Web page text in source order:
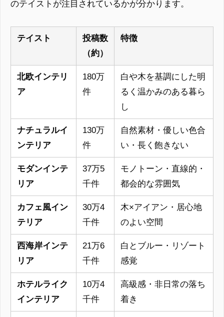
のテイストが注目されているかが分かります。
テイスト
投稿数
（約）
特徴
北欧インテリ
ア
180万
件
白や木を基調にした明
るく温かみのある暮ら
し
ナチュラルイ
ンテリア
130万
件
自然素材・優しい色合
い・長く飽きない
モダンインテ
リア
37万5
千件
モノトーン・直線的・
都会的な雰囲気
カフェ風イン
テリア
30万4
千件
木×アイアン・居心地
のよい空間
西海岸インテ
リア
21万6
千件
白とブルー・リゾート
感覚
ホテルライク
インテリア
10万4
千件
高級感・非日常の落ち
着き